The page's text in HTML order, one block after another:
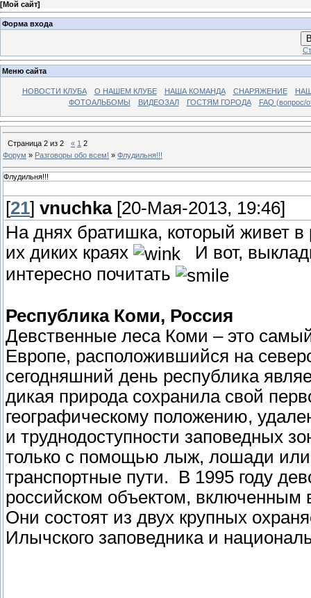
[Мой сайт]
Форма входа
Меню сайта
НОВОСТИ КЛУБА О НАШЕМ КЛУБЕ НАША КОМАНДА СНАРЯЖЕНИЕ
ФОТОАЛЬБОМЫ
ВИДЕОЗАЛ ГОСТЯМ ГОРОДА FAQ (вопрос/
Страница 2 из 2 « 1 2
Форум » Разговоры обо всем! » Флудильня!!!
Флудильня!!!
[21] vnuchka[20-Мая-2013, 19:46]
На днях братишка, который живет
их диких краях
И вот,
интересно почитать
Республика Коми, Россия
Девственные леса Коми – это
Европе, расположившийся на
сегодняшний день республика
дикая природа сохранила свой
географическому положению,
и труднодоступности заповедных
только с помощью лыж, лошади
транспортные пути. В 1995 году
российском объектом,
Они состоят из двух крупных
Илычского заповедника и